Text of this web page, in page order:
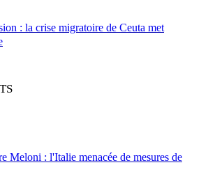
: la crise migratoire de Ceuta met
Meloni : l'Italie menacée de mesures de